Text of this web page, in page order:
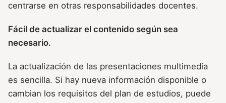
centrarse en otras responsabilidades docentes.
Fácil de actualizar el contenido según sea
necesario.
La actualización de las presentaciones multimedia
es sencilla. Si hay nueva información disponible o
cambian los requisitos del plan de estudios, puede